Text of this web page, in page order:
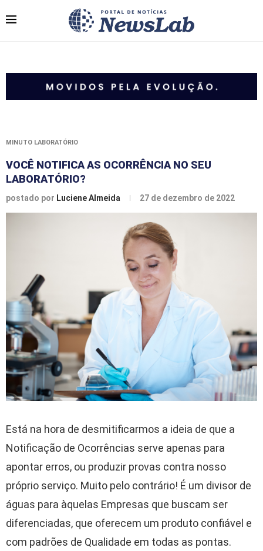
MINUTO LABORATÓRIO
VOCÊ NOTIFICA AS OCORRÊNCIA NO SEU
LABORATÓRIO?
postado por Luciene Almeida 27 de dezembro de 2022
Está na hora de desmitificarmos a ideia de que a
Notificação de Ocorrências serve apenas para
apontar erros, ou produzir provas contra nosso
próprio serviço. Muito pelo contrário! É um divisor de
águas para àquelas Empresas que buscam ser
diferenciadas, que oferecem um produto confiável e
com padrões de Qualidade em todas as pontas.